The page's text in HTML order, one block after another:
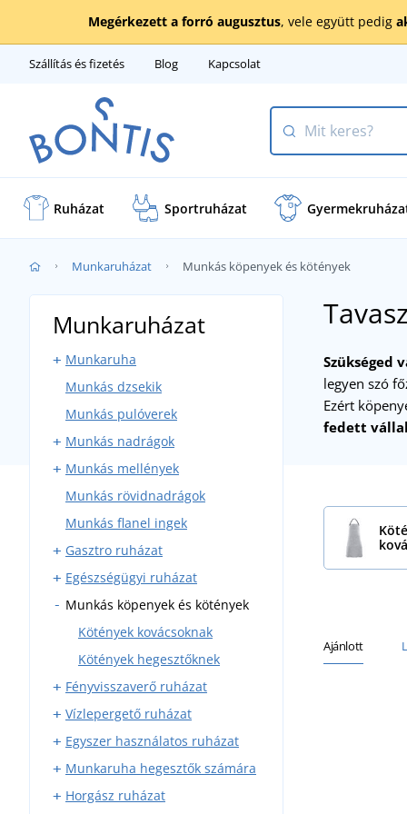
Megérkezett a forró augusztus, vele együtt pedig
Szállítás és fizetés Blog Kapcsolat
Ruházat Sportruházat
Munkaruházat Munkás köpenyek és kötények
Szükséged
legyen szó
Ezért
fedett
Munkaruházat
Munkaruha
Kantáros munkaruha
Derekas munkaruha
Munkás felsők
Munkaruha szettek
Munkaruha overál
Bélelt munkaruha
Munkás dzsekik
Munkás pulóverek
Munkás nadrágok
Derekas nadrágok
Kantáros nadrágok
Munkás mellények
Zsebes munkavédelmi
mellények
Munkás rövidnadrágok
Munkás flanel ingek
Gasztro ruházat
Munkanadrágok
Kötények
Köpenyek
Ingek és felsők
Rondonok
Szakácssapkák
Mellények és pulóverek
Nyakkendők
Egészségügyi ruházat
Egészségügyi blúzok és ingek
Egészségügyi köpenyek
Egészségügyi nadrágok
Egészségügyi mellények és
Munkás köpenyek és kötények
Kötények kovácsoknak
Kötények hegesztőknek
Fényvisszaverő ruházat
Fényvisszaverő mellények
Fényvisszaverő dzsekik
Fényvisszaverő pólók
Fényvisszaverő pulóverek
Vízlepergető ruházat
Esőköpenyek
Vízhatlan kezeslábas
Vízhatlan felsők
Egyszer használatos ruházat
Egyszer használatos sapkák
Egyszer használatos
Munkaruha hegesztők számára
Hegesztő kesztyűk
Horgász ruházat
Ajánlott